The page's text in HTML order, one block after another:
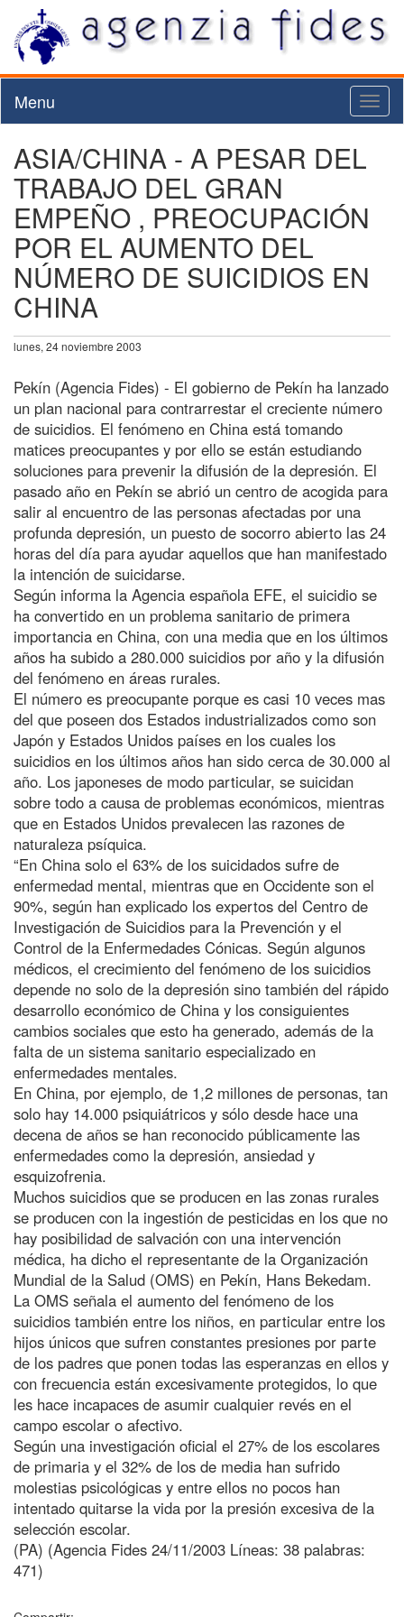
Menu
ASIA/CHINA - A PESAR DEL
TRABAJO DEL GRAN
EMPEÑO , PREOCUPACIÓN
POR EL AUMENTO DEL
NÚMERO DE SUICIDIOS EN
CHINA
lunes, 24 noviembre 2003
Pekín (Agencia Fides) - El gobierno de Pekín ha lanzado
un plan nacional para contrarrestar el creciente número
de suicidios. El fenómeno en China está tomando
matices preocupantes y por ello se están estudiando
soluciones para prevenir la difusión de la depresión. El
pasado año en Pekín se abrió un centro de acogida para
salir al encuentro de las personas afectadas por una
profunda depresión, un puesto de socorro abierto las 24
horas del día para ayudar aquellos que han manifestado
la intención de suicidarse.
Según informa la Agencia española EFE, el suicidio se
ha convertido en un problema sanitario de primera
importancia en China, con una media que en los últimos
años ha subido a 280.000 suicidios por año y la difusión
del fenómeno en áreas rurales.
El número es preocupante porque es casi 10 veces mas
del que poseen dos Estados industrializados como son
Japón y Estados Unidos países en los cuales los
suicidios en los últimos años han sido cerca de 30.000 al
año. Los japoneses de modo particular, se suicidan
sobre todo a causa de problemas económicos, mientras
que en Estados Unidos prevalecen las razones de
naturaleza psíquica.
“En China solo el 63% de los suicidados sufre de
enfermedad mental, mientras que en Occidente son el
90%, según han explicado los expertos del Centro de
Investigación de Suicidios para la Prevención y el
Control de la Enfermedades Cónicas. Según algunos
médicos, el crecimiento del fenómeno de los suicidios
depende no solo de la depresión sino también del rápido
desarrollo económico de China y los consiguientes
cambios sociales que esto ha generado, además de la
falta de un sistema sanitario especializado en
enfermedades mentales.
En China, por ejemplo, de 1,2 millones de personas, tan
solo hay 14.000 psiquiátricos y sólo desde hace una
decena de años se han reconocido públicamente las
enfermedades como la depresión, ansiedad y
esquizofrenia.
Muchos suicidios que se producen en las zonas rurales
se producen con la ingestión de pesticidas en los que no
hay posibilidad de salvación con una intervención
médica, ha dicho el representante de la Organización
Mundial de la Salud (OMS) en Pekín, Hans Bekedam.
La OMS señala el aumento del fenómeno de los
suicidios también entre los niños, en particular entre los
hijos únicos que sufren constantes presiones por parte
de los padres que ponen todas las esperanzas en ellos y
con frecuencia están excesivamente protegidos, lo que
les hace incapaces de asumir cualquier revés en el
campo escolar o afectivo.
Según una investigación oficial el 27% de los escolares
de primaria y el 32% de los de media han sufrido
molestias psicológicas y entre ellos no pocos han
intentado quitarse la vida por la presión excesiva de la
selección escolar.
(PA) (Agencia Fides 24/11/2003 Líneas: 38 palabras:
471)